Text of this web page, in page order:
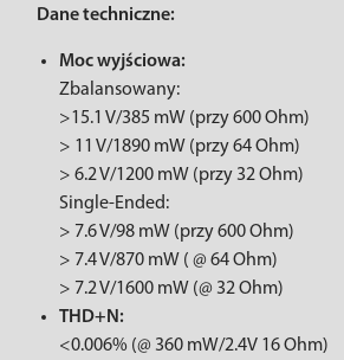
Dane techniczne:
Moc wyjściowa:
Zbalansowany:
>15.1 V/385 mW (przy 600 Ohm)
> 11 V/1890 mW (przy 64 Ohm)
> 6.2 V/1200 mW (przy 32 Ohm)
Single-Ended:
> 7.6 V/98 mW (przy 600 Ohm)
> 7.4 V/870 mW ( @ 64 Ohm)
> 7.2 V/1600 mW (@ 32 Ohm)
THD+N:
<0.006% (@ 360 mW/2.4V 16 Ohm)